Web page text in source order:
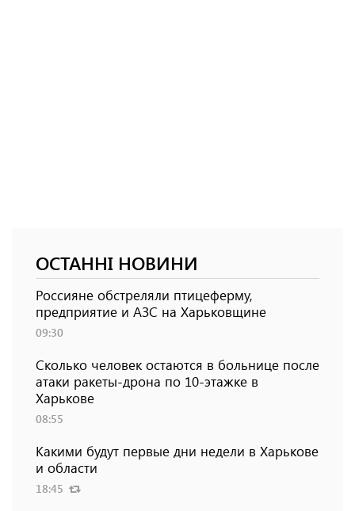
ОСТАННІ НОВИНИ
Россияне обстреляли птицеферму,
предприятие и АЗС на Харьковщине
09:30
Сколько человек остаются в больнице после
атаки ракеты-дрона по 10-этажке в
Харькове
08:55
Какими будут первые дни недели в Харькове
и области
18:45